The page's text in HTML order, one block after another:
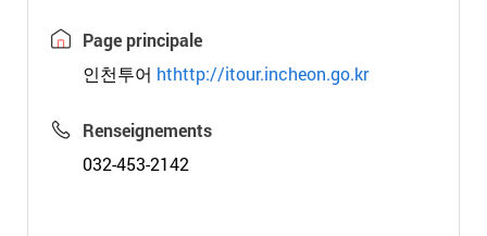
Page principale
인천투어 hthttp://itour.incheon.go.kr
Renseignements
032-453-2142